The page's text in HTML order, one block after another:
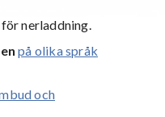
för nerladdning.
på olika språk
och